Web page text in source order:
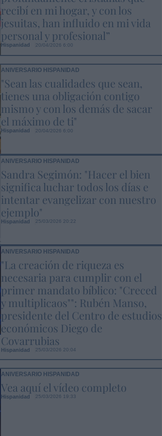
recibí en mi hogar, y con los
jesuitas, han influido en mi vida
personal y profesional”
Hispanidad 20/04/2026 6:00
"Sean las cualidades que sean,
tienes una obligación contigo
mismo y con los demás de sacar
el máximo de ti"
ANIVERSARIO HISPANIDAD
Hispanidad 20/04/2026 6:00
Sandra Segimón: "Hacer el bien
significa luchar todos los días e
intentar evangelizar con nuestro
ejemplo"
ANIVERSARIO HISPANIDAD
Hispanidad 25/03/2026 20:22
"La creación de riqueza es
necesaria para cumplir con el
primer mandato bíblico: "Creced
y multiplicaos"": Rubén Manso,
presidente del Centro de estudios
económicos Diego de
Covarrubias
ANIVERSARIO HISPANIDAD
Hispanidad 25/03/2026 20:04
Vea aquí el vídeo completo
ANIVERSARIO HISPANIDAD
Hispanidad 25/03/2026 19:33